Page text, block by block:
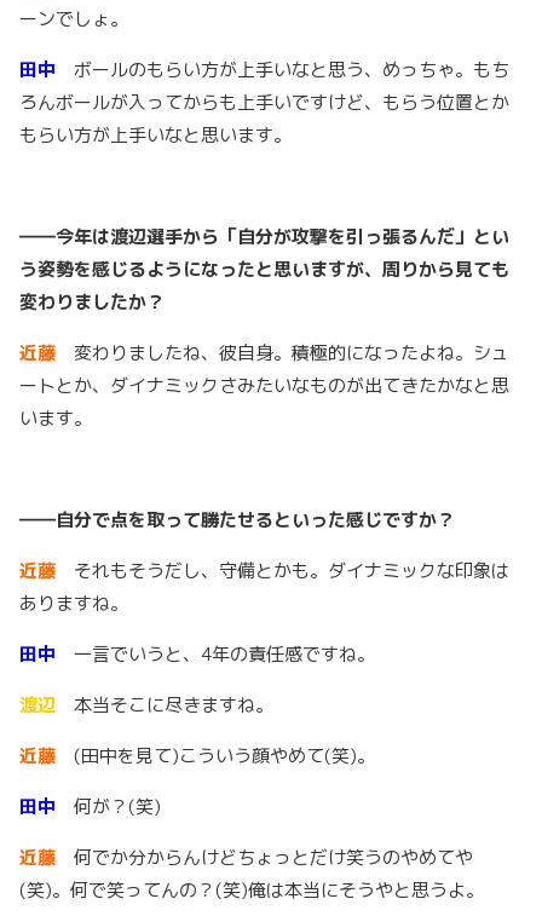
ーンでしょ。
田中
ボールのもらい方が上手いなと思う、めっちゃ。もち
ろんボールが入ってからも上手いですけど、もらう位置とか
もらい方が上手いなと思います。
――今年は渡辺選手から「自分が攻撃を引っ張るんだ」とい
う姿勢を感じるようになったと思いますが、周りから見ても
変わりましたか？
近藤
変わりましたね、彼自身。積極的になったよね。シュ
ートとか、ダイナミックさみたいなものが出てきたかなと思
います。
――自分で点を取って勝たせるといった感じですか？
近藤
それもそうだし、守備とかも。ダイナミックな印象は
ありますね。
田中
一言でいうと、4年の責任感ですね。
渡辺
本当そこに尽きますね。
近藤
(田中を見て)こういう顔やめて(笑)。
田中
何が？(笑)
近藤
何でか分からんけどちょっとだけ笑うのやめてや
(笑)。何で笑ってんの？(笑)俺は本当にそうやと思うよ。